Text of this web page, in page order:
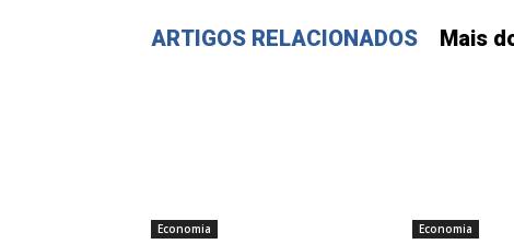
ARTIGOS RELACIONADOS Mais
Economia Economia